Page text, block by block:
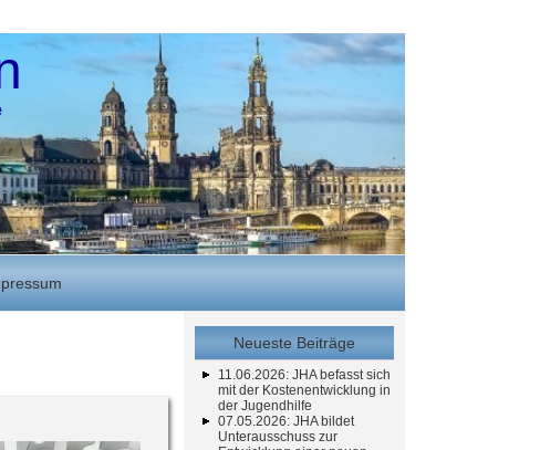
Neueste Beiträge
11.06.2026: JHA befasst sich
mit der Kostenentwicklung in
der Jugendhilfe
07.05.2026: JHA bildet
Unterausschuss zur